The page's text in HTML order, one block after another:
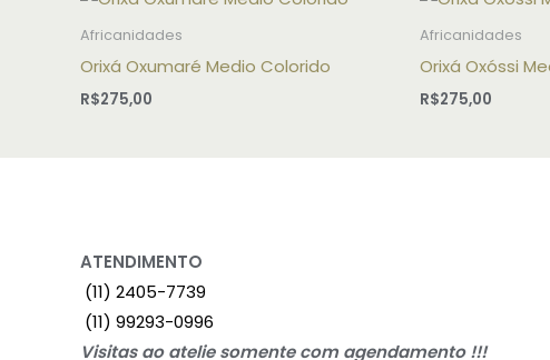
Africanidades
Orixá Oxumaré Medio Colorido
R$275,00
Africanidades
Orixá Oxóssi
R$275,00
ATENDIMENTO
(11) 2405-7739
(11) 99293-0996
Visitas ao atelie somente com agendamento !!!